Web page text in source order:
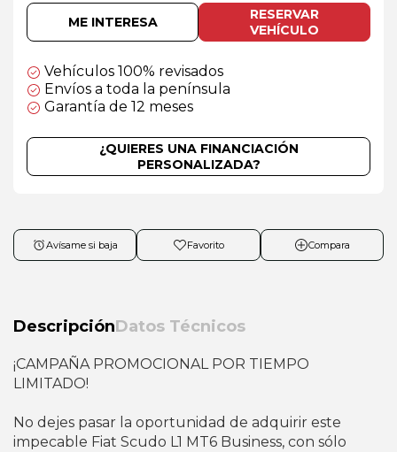
ME INTERESA
RESERVAR
VEHÍCULO
Vehículos 100% revisados
Envíos a toda la península
Garantía de 12 meses
¿QUIERES UNA FINANCIACIÓN
PERSONALIZADA?
Avísame si baja Favorito Compara
DescripciónDatos Técnicos
¡CAMPAÑA PROMOCIONAL POR TIEMPO
LIMITADO!
No dejes pasar la oportunidad de adquirir este
impecable Fiat Scudo L1 MT6 Business, con sólo